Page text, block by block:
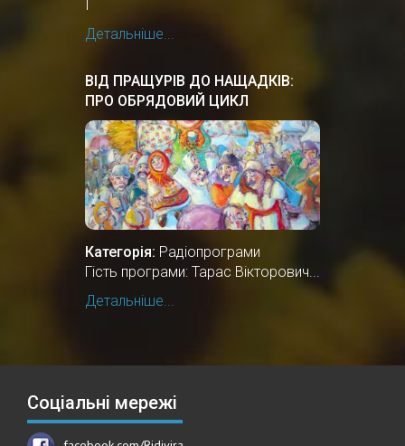
Детальніше...
ВІД ПРАЩУРІВ ДО НАЩАДКІВ:
ПРО ОБРЯДОВИЙ ЦИКЛ
ЗИМОВИХ СВЯТКУВАНЬ
Категорія: Радіопрограми
Гість програми: Тарас Вікторович...
Детальніше...
Соціальні мережі